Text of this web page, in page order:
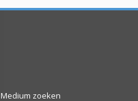
Medium zoeken